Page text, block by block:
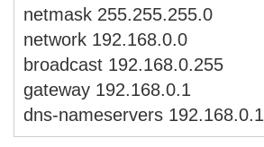
netmask 255.255.255.0
network 192.168.0.0
broadcast 192.168.0.255
gateway 192.168.0.1
dns-nameservers 192.168.0.1